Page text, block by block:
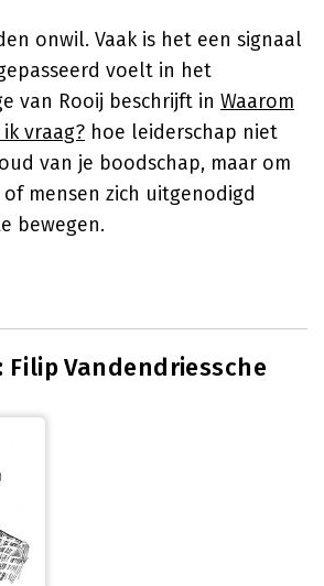
onwil. Vaak is het een signaal
voelt in het
van Rooij beschrijft in Waarom
vraag? hoe leiderschap niet
van je boodschap, maar om
mensen zich uitgenodigd
bewegen.
Filip Vandendriessche